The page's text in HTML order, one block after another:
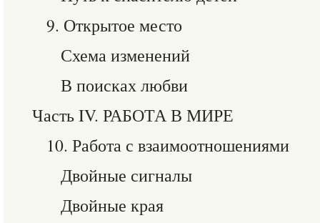
9. Открытое место
Схема изменений
В поисках любви
Часть IV. РАБОТА В МИРЕ
10. Работа с взаимоотношениями
Двойные сигналы
Двойные края